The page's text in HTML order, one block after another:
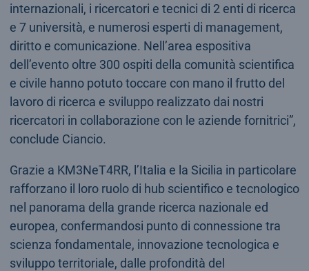
internazionali, i ricercatori e tecnici di 2 enti di ricerca
e 7 università, e numerosi esperti di management,
diritto e comunicazione. Nell’area espositiva
dell’evento oltre 300 ospiti della comunità scientifica
e civile hanno potuto toccare con mano il frutto del
lavoro di ricerca e sviluppo realizzato dai nostri
ricercatori in collaborazione con le aziende fornitrici”,
conclude Ciancio.
Grazie a KM3NeT4RR, l’Italia e la Sicilia in particolare
rafforzano il loro ruolo di hub scientifico e tecnologico
nel panorama della grande ricerca nazionale ed
europea, confermandosi punto di connessione tra
scienza fondamentale, innovazione tecnologica e
sviluppo territoriale, dalle profondità del